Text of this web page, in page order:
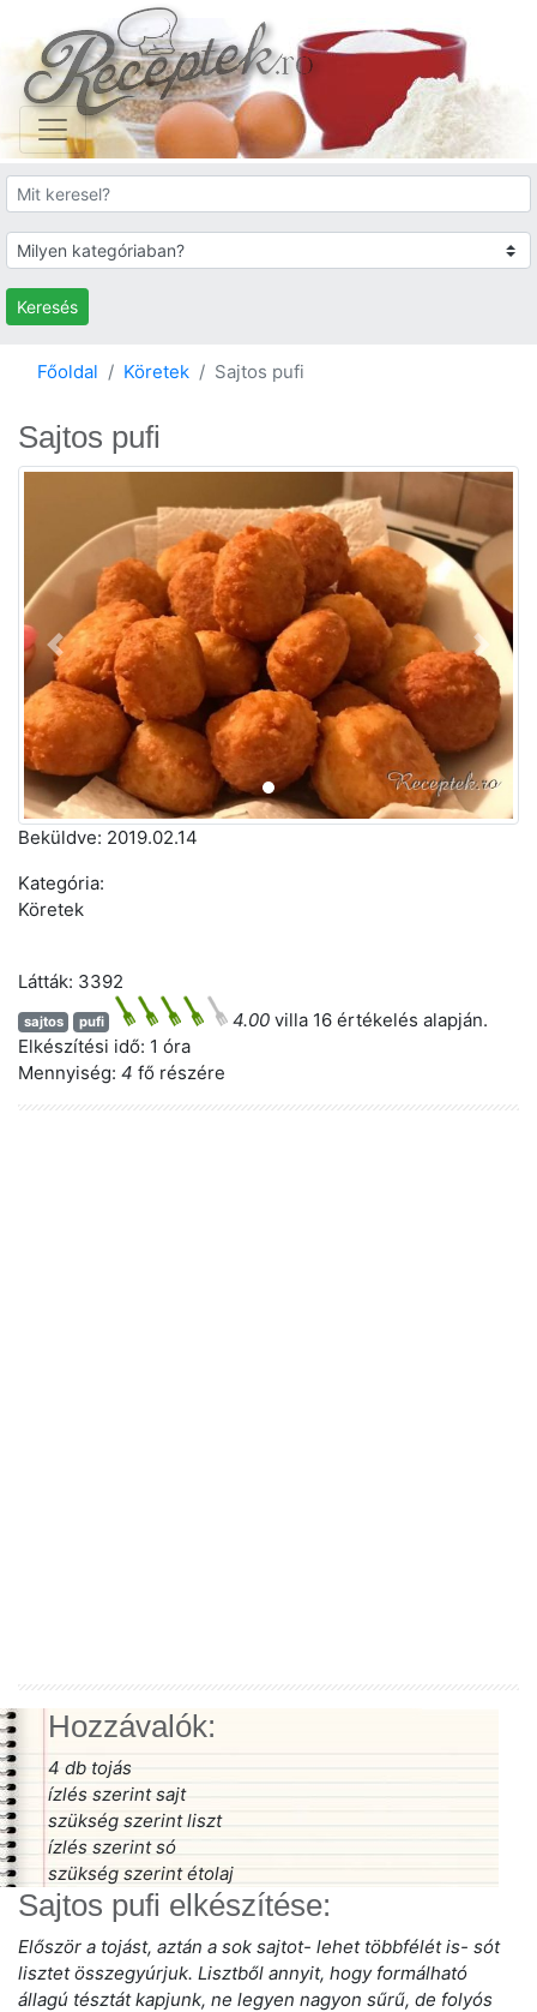
Keresés
Főoldal Köretek Sajtos pufi
Sajtos pufi
Előző
Beküldve: 2019.02.14
Kategória:
Köretek
Látták: 3392
sajtos pufi 4.00 villa 16 értékelés alapján.
Elkészítési idő: 1 óra
Mennyiség: 4 fő részére
Hozzávalók:
4 db tojás
ízlés szerint sajt
szükség szerint liszt
ízlés szerint só
szükség szerint étolaj
Sajtos pufi elkészítése:
Először a tojást, aztán a sok sajtot- lehet többfélét is- sót
lisztet összegyúrjuk. Lisztből annyit, hogy formálható
állagú tésztát kapjunk, ne legyen nagyon sűrű, de folyós